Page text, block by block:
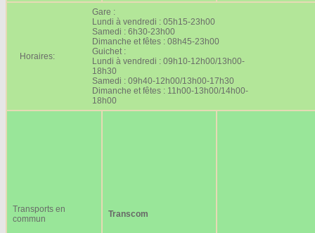
Horaires:
Gare :
Lundi à vendredi : 05h15-23h00
Samedi : 6h30-23h00
Dimanche et fêtes : 08h45-23h00
Guichet :
Lundi à vendredi : 09h10-12h00/13h00-
18h30
Samedi : 09h40-12h00/13h00-17h30
Dimanche et fêtes : 11h00-13h00/14h00-
18h00
Transports en
commun
Transcom